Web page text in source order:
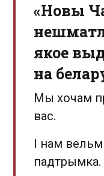
«Новы
якое
на
Мы хочам
вас.
І нам
падтрымка.